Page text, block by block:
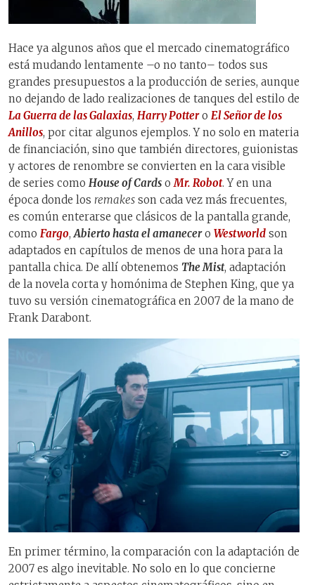
Hace ya algunos años que el mercado cinematográfico
está mudando lentamente –o no tanto– todos sus
grandes presupuestos a la producción de series, aunque
no dejando de lado realizaciones de tanques del estilo de
La Guerra de las Galaxias, Harry Pottero El Señor de los
Anillos, por citar algunos ejemplos. Y no solo en materia
de financiación, sino que también directores, guionistas
y actores de renombre se convierten en la cara visible
de series como House of Cards oMr. Robot. Y en una
época donde los remakes son cada vez más frecuentes,
es común enterarse que clásicos de la pantalla grande,
como Fargo,Abierto hasta el amanecero Westworld son
adaptados en capítulos de menos de una hora para la
pantalla chica. De allí obtenemos The Mist, adaptación
de la novela corta y homónima de Stephen King, que ya
tuvo su versión cinematográfica en 2007 de la mano de
Frank Darabont.
En primer término, la comparación con la adaptación de
2007 es algo inevitable. No solo en lo que concierne